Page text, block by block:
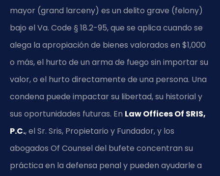
mayor (grand larceny) es un delito grave (felony)
bajo el Va. Code § 18.2-95, que se aplica cuando se
alega la apropiación de bienes valorados en $1,000
o más, el hurto de un arma de fuego sin importar su
valor, o el hurto directamente de una persona. Una
condena puede impactar su libertad, su historial y
sus oportunidades futuras. En Law Offices Of SRIS,
P.C., el Sr. Sris, Propietario y Fundador, y los
abogados Of Counsel del bufete concentran su
práctica en la defensa penal y pueden ayudarle a